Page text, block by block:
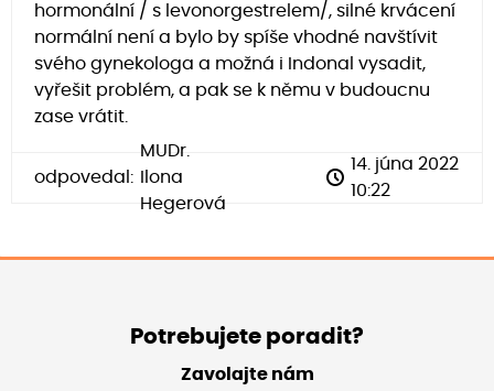
hormonální / s levonorgestrelem/, silné krvácení
normální není a bylo by spíše vhodné navštívit
svého gynekologa a možná i Indonal vysadit,
vyřešit problém, a pak se k němu v budoucnu
zase vrátit.
odpovedal:
MUDr.
Ilona
Hegerová
14. júna 2022
10:22
Potrebujete poradit?
Zavolajte nám